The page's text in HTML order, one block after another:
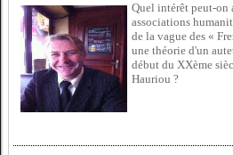
Quel intérêt peut-on
associations
de la vague des «
une théorie d'un
début du XXème siè
Hauriou ?